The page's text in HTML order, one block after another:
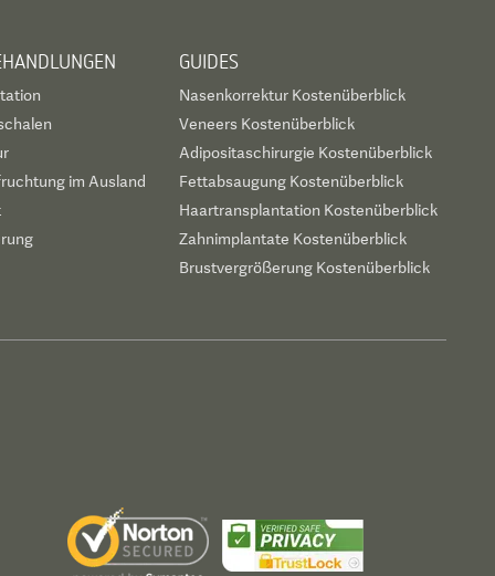
im Ausland
GUIDES
Nasenkorrektur Kostenüberblick
Veneers Kostenüberblick
Adipositaschirurgie Kostenüberblick
Fettabsaugung Kostenüberblick
Haartransplantation Kostenüberblick
Zahnimplantate Kostenüberblick
Brustvergrößerung Kostenüberblick